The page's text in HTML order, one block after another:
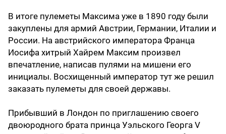
В итоге пулеметы Максима уже в 1890 году были
закуплены для армий Австрии, Германии, Италии и
России. На австрийского императора Франца
Иосифа хитрый Хайрем Максим произвел
впечатление, написав пулями на мишени его
инициалы. Восхищенный император тут же решил
заказать пулеметы для своей державы.
Прибывший в Лондон по приглашению своего
двоюродного брата принца Уэльского Георга V